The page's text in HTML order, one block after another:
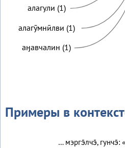
алагули (1)
алагӯмнӣлви (1)
аӈавчалин (1)
Примеры в
… мэргэ̄лчэ̄, гунчэ̄: